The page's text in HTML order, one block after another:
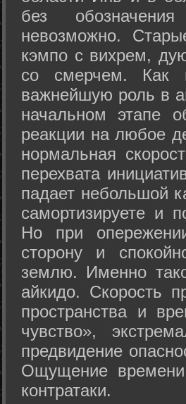
без
невозможно.
кэмпо с вихрем,
со смерчем. Как
важнейшую роль в
начальном этапе
реакции на любое
нормальная
перехвата
падает небольшой
самортизируете и
Но при
сторону и
землю. Именно
айкидо. Скорость
пространства и
чувство»,
предвидение
Ощущение времени
контратаки.